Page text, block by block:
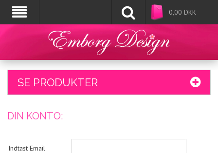
0,00 DKK
SE PRODUKTER
DIN KONTO:
Indtast Email